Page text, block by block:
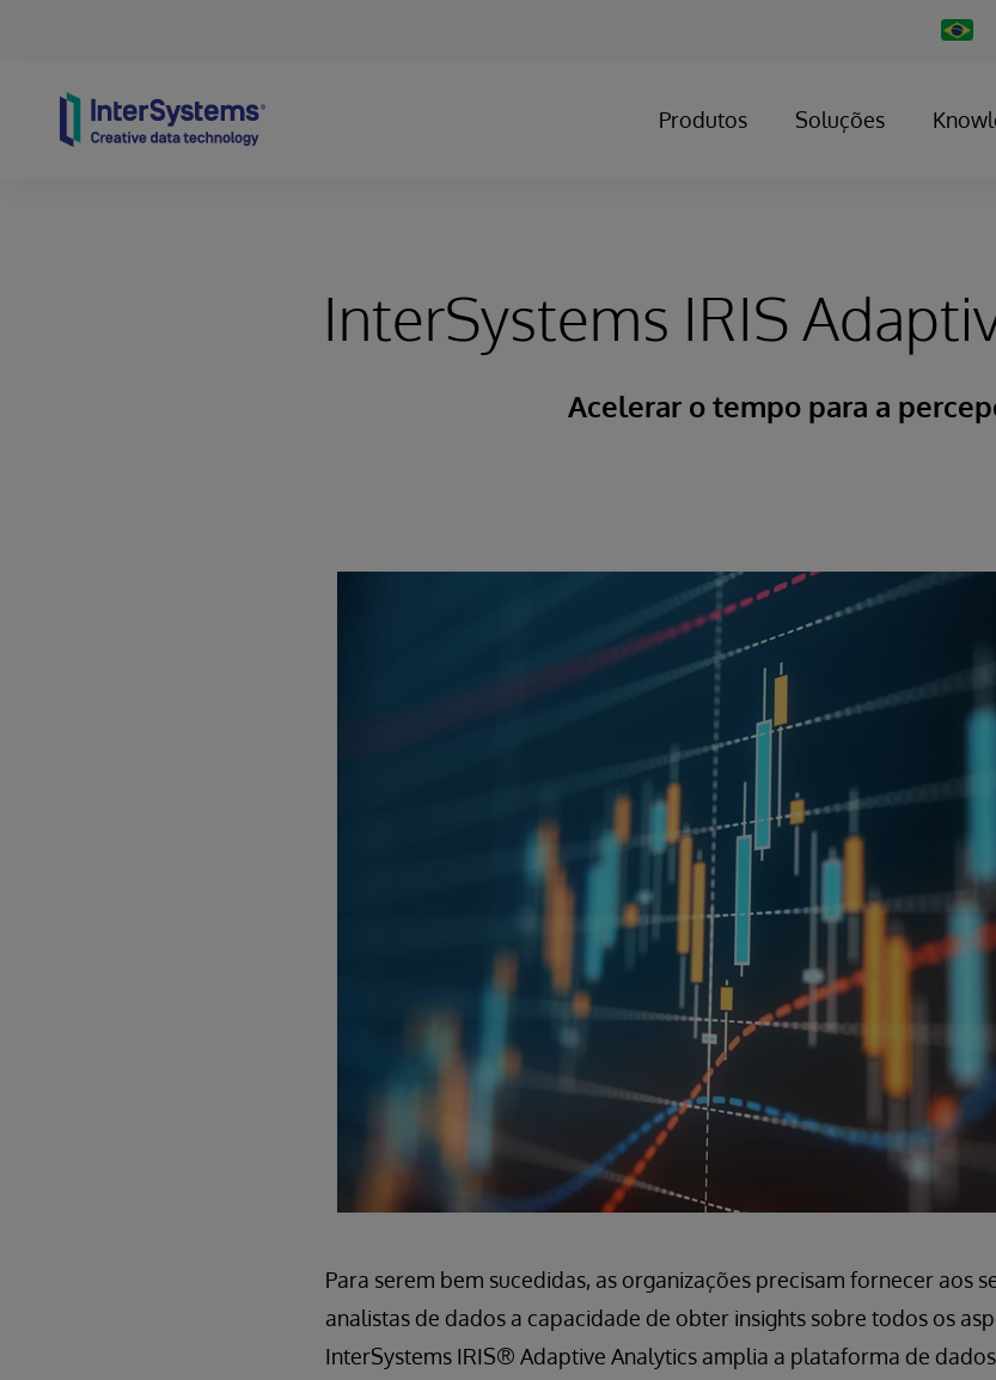
Change
Country
Produtos Soluções
InterSystems IRIS
Acelerar o tempo para a
Para serem bem sucedidas, as organizações precisam fornecer aos
analistas de dados a capacidade de obter insights sobre todos os
InterSystems IRIS® Adaptive Analytics amplia a plataforma de